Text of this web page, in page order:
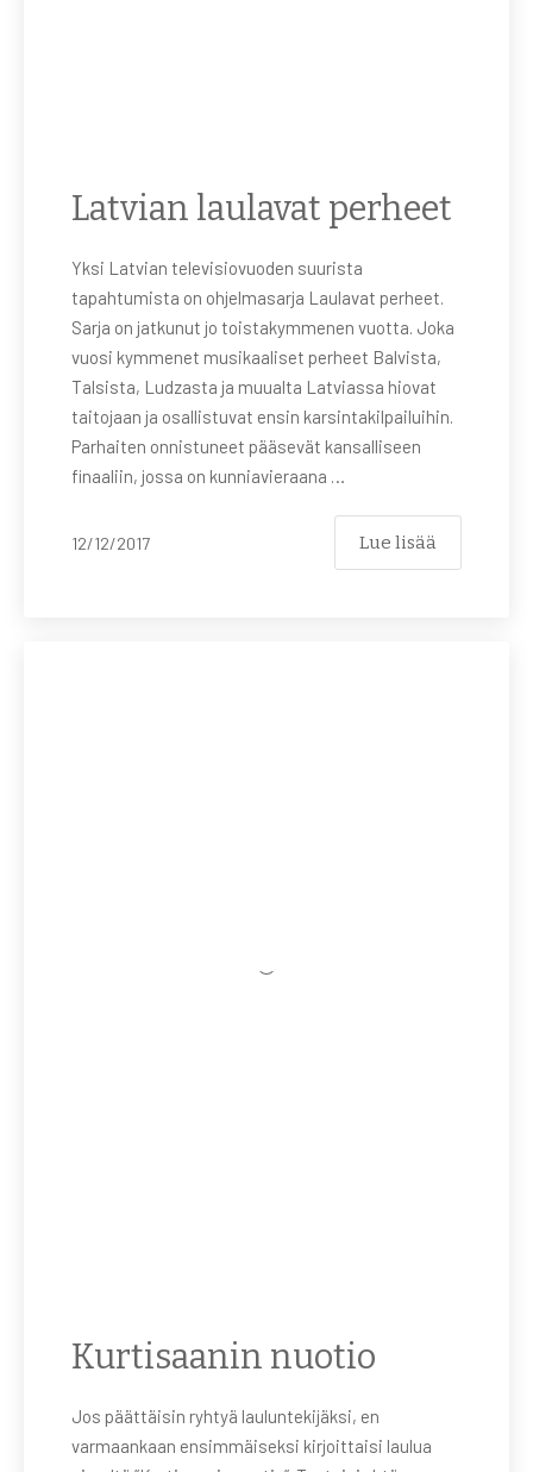
Latvian laulavat perheet
Yksi Latvian televisiovuoden suurista
tapahtumista on ohjelmasarja Laulavat perheet.
Sarja on jatkunut jo toistakymmenen vuotta. Joka
vuosi kymmenet musikaaliset perheet Balvista,
Talsista, Ludzasta ja muualta Latviassa hiovat
taitojaan ja osallistuvat ensin karsintakilpailuihin.
Parhaiten onnistuneet pääsevät kansalliseen
finaaliin, jossa on kunniavieraana …
12/12/2017 Lue lisää
Kurtisaanin nuotio
Jos päättäisin ryhtyä lauluntekijäksi, en
varmaankaan ensimmäiseksi kirjoittaisi laulua